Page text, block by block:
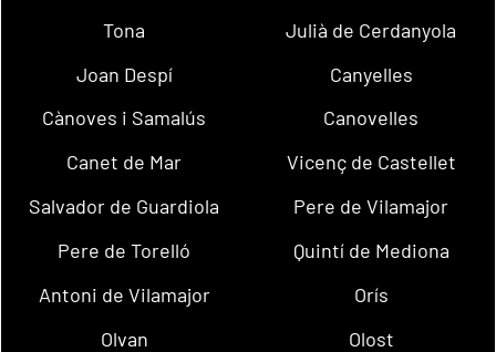
Tona
Julià de Cerdanyola
Joan Despí
Canyelles
Cànoves i Samalús
Canovelles
Canet de Mar
Vicenç de Castellet
Salvador de Guardiola
Pere de Vilamajor
Pere de Torelló
Quintí de Mediona
Antoni de Vilamajor
Orís
Olvan
Olost